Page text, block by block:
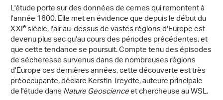
L'étude porte sur des données de cernes qui remontent à
l'année 1600. Elle met en évidence que depuis le début du
XXIesiècle, l'air au-dessus de vastes régions d'Europe est
devenu plus sec qu'au cours des périodes précédentes, et
que cette tendance se poursuit. Compte tenu des épisodes
de sécheresse survenus dans de nombreuses régions
d'Europe ces dernières années, cette découverte est très
préoccupante, déclare Kerstin Treydte, auteure principale
de l'étude dansNature Geoscienceet chercheuse au WSL.